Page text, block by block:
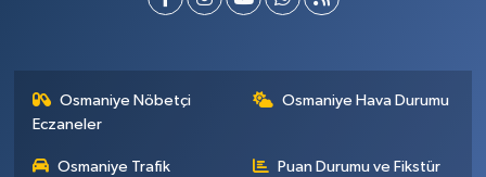
Osmaniye Nöbetçi
Eczaneler
Osmaniye Hava Durumu
Osmaniye Trafik
Puan Durumu ve Fikstür